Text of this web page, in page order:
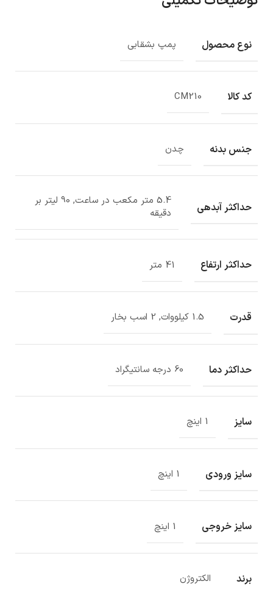
نوع محصول پمپ بشقابی
کد کالا CM210
جنس بدنه چدن
حداکثر آبدهی
5.4 متر مکعب در ساعت, 90 لیتر بر
دقیقه
حداکثر ارتفاع 41 متر
قدرت 1.5 کیلووات, 2 اسب بخار
حداکثر دما 60 درجه سانتیگراد
سایز 1 اینچ
سایز ورودی 1 اینچ
سایز خروجی 1 اینچ
برند الکتروژن